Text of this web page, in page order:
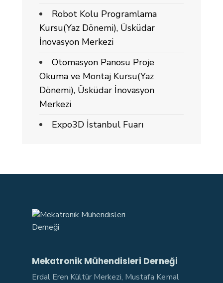
Robot Kolu Programlama
Kursu(Yaz Dönemi), Üsküdar
İnovasyon Merkezi
Otomasyon Panosu Proje
Okuma ve Montaj Kursu(Yaz
Dönemi), Üsküdar İnovasyon
Merkezi
Expo3D İstanbul Fuarı
Mekatronik Mühendisleri Derneği
Erdal Eren Kültür Merkezi, Mustafa Kemal